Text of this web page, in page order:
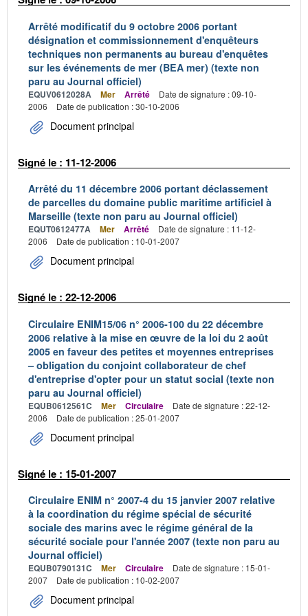
Arrêté modificatif du 9 octobre 2006 portant
désignation et commissionnement d'enquêteurs
techniques non permanents au bureau d'enquêtes
sur les événements de mer (BEA mer) (texte non
paru au Journal officiel)
EQUV0612028A Mer Arrêté
Date de signature : 09-10-
2006
Date de publication : 30-10-2006
Document principal
Signé le : 11-12-2006
Arrêté du 11 décembre 2006 portant déclassement
de parcelles du domaine public maritime artificiel à
Marseille (texte non paru au Journal officiel)
EQUT0612477A Mer Arrêté
Date de signature : 11-12-
2006
Date de publication : 10-01-2007
Document principal
Signé le : 22-12-2006
Circulaire ENIM15/06 n° 2006-100 du 22 décembre
2006 relative à la mise en œuvre de la loi du 2 août
2005 en faveur des petites et moyennes entreprises
– obligation du conjoint collaborateur de chef
d'entreprise d'opter pour un statut social (texte non
paru au Journal officiel)
EQUB0612561C Mer Circulaire
Date de signature : 22-12-
2006
Date de publication : 25-01-2007
Document principal
Signé le : 15-01-2007
Circulaire ENIM n° 2007-4 du 15 janvier 2007 relative
à la coordination du régime spécial de sécurité
sociale des marins avec le régime général de la
sécurité sociale pour l'année 2007 (texte non paru au
Journal officiel)
EQUB0790131C Mer Circulaire
Date de signature : 15-01-
2007
Date de publication : 10-02-2007
Document principal